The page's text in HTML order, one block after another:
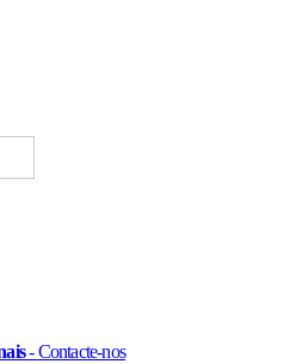
- Contacte-nos